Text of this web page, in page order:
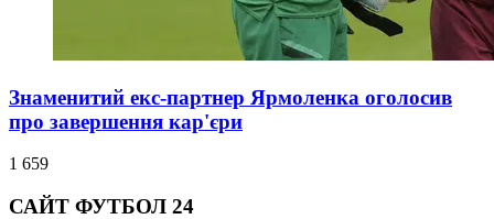
Знаменитий екс-партнер Ярмоленка оголосив
про завершення кар'єри
1 659
САЙТ ФУТБОЛ 24